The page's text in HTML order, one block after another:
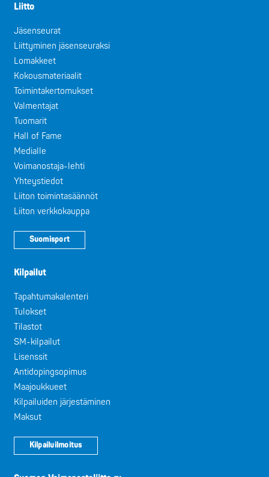
Liitto
Jäsenseurat
Liittyminen jäsenseuraksi
Lomakkeet
Kokousmateriaalit
Toimintakertomukset
Valmentajat
Tuomarit
Hall of Fame
Medialle
Voimanostaja-lehti
Yhteystiedot
Liiton toimintasäännöt
Liiton verkkokauppa
Suomisport
Kilpailut
Tapahtumakalenteri
Tulokset
Tilastot
SM-kilpailut
Lisenssit
Antidopingsopimus
Maajoukkueet
Kilpailuiden järjestäminen
Maksut
Kilpailuilmoitus